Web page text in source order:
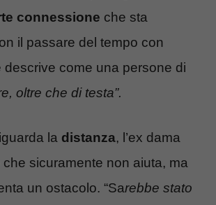
connessione che sta
il passare del tempo con
descrive come una persone di
oltre che di testa”.
la distanza, l’ex dama
che sicuramente non aiuta, ma
un ostacolo. “Sarebbe stato